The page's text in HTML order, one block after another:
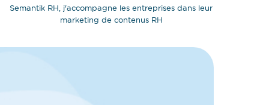
Semantik RH, j'accompagne les entreprises dans leur
marketing de contenus RH